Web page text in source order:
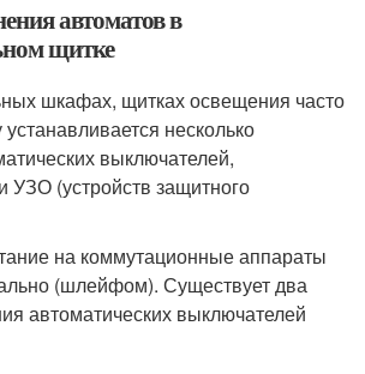
автоматов в
щитке
шкафах, щитках освещения часто
несколько
выключателей,
УЗО (устройств защитного
на коммутационные аппараты
(шлейфом). Существует два
автоматических выключателей